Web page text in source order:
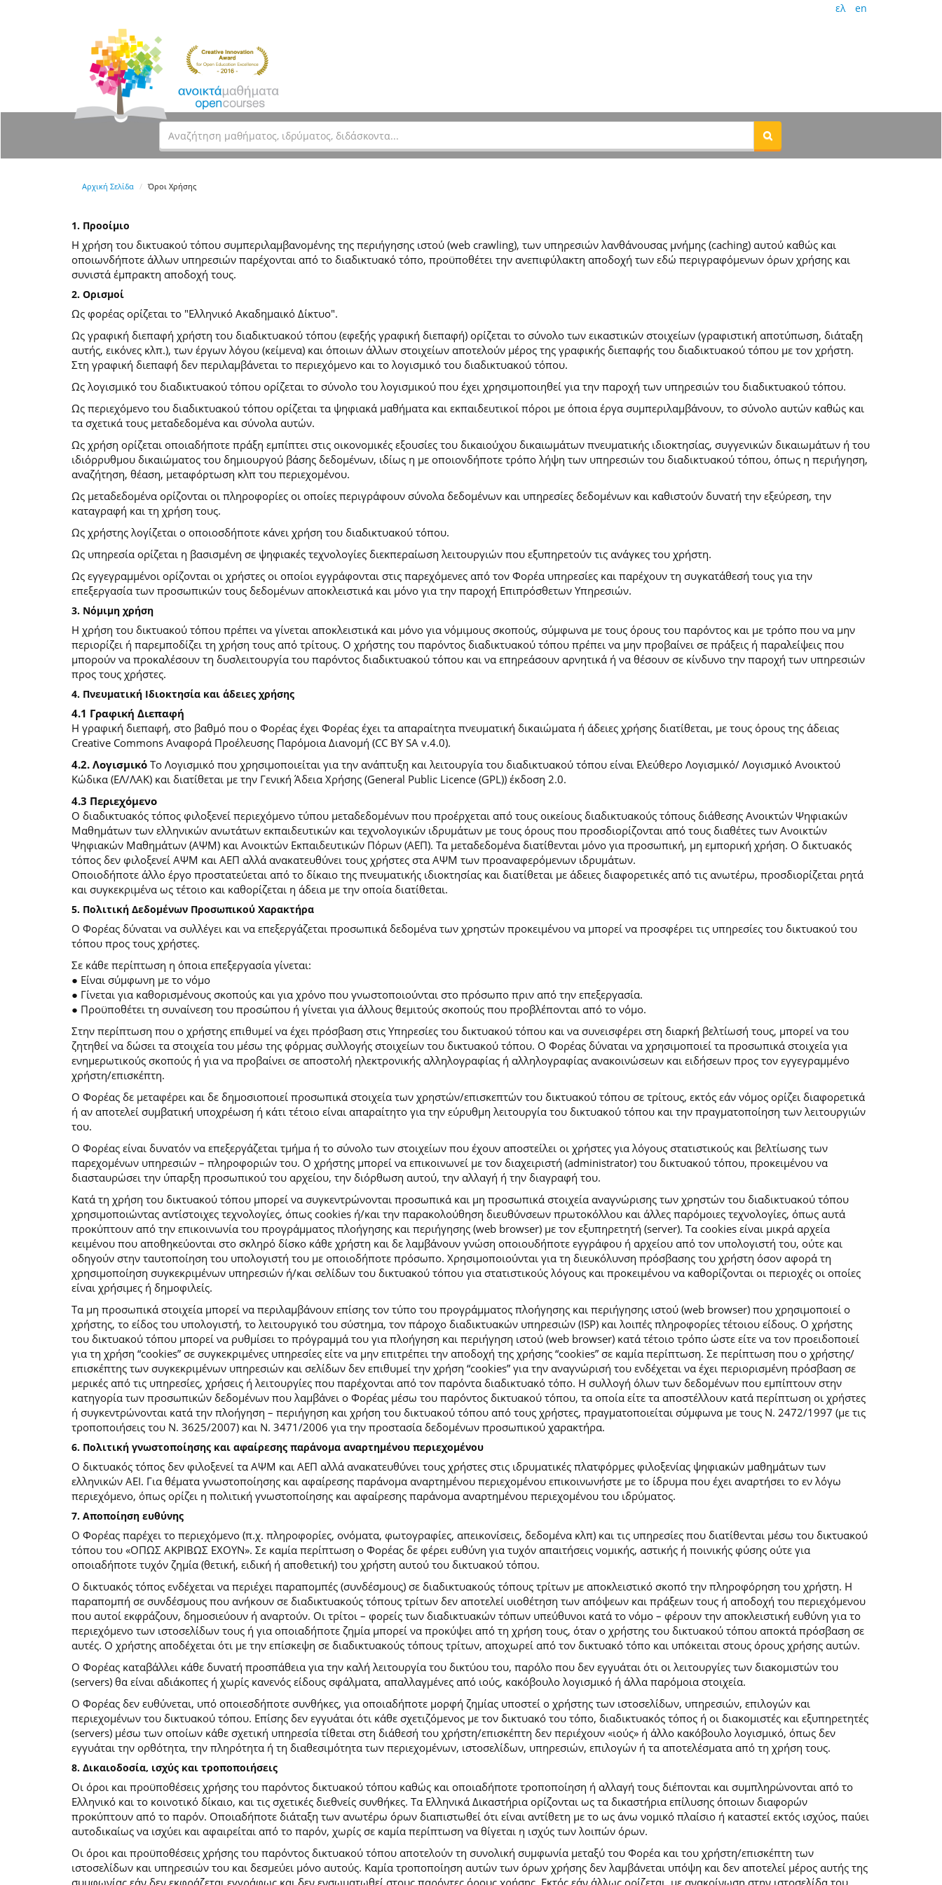
ελ en
Αρχική Σελίδα Όροι Χρήσης
1. Προοίμιο
Η χρήση του δικτυακού τόπου συμπεριλαμβανομένης της περιήγησης ιστού (web crawling), των υπηρεσιών λανθάνουσας μνήμης (caching) αυτού καθώς και
οποιωνδήποτε άλλων υπηρεσιών παρέχονται από το διαδικτυακό τόπο, προϋποθέτει την ανεπιφύλακτη αποδοχή των εδώ περιγραφόμενων όρων χρήσης και
συνιστά έμπρακτη αποδοχή τους.
2. Ορισμοί
Ως φορέας ορίζεται το "Ελληνικό Ακαδημαικό Δίκτυο".
Ως γραφική διεπαφή χρήστη του διαδικτυακού τόπου (εφεξής γραφική διεπαφή) ορίζεται το σύνολο των εικαστικών στοιχείων (γραφιστική αποτύπωση, διάταξη
αυτής, εικόνες κλπ.), των έργων λόγου (κείμενα) και όποιων άλλων στοιχείων αποτελούν μέρος της γραφικής διεπαφής του διαδικτυακού τόπου με τον χρήστη.
Στη γραφική διεπαφή δεν περιλαμβάνεται το περιεχόμενο και το λογισμικό του διαδικτυακού τόπου.
Ως λογισμικό του διαδικτυακού τόπου ορίζεται το σύνολο του λογισμικού που έχει χρησιμοποιηθεί για την παροχή των υπηρεσιών του διαδικτυακού τόπου.
Ως περιεχόμενο του διαδικτυακού τόπου ορίζεται τα ψηφιακά μαθήματα και εκπαιδευτικοί πόροι με όποια έργα συμπεριλαμβάνουν, το σύνολο αυτών καθώς και
τα σχετικά τους μεταδεδομένα και σύνολα αυτών.
Ως χρήση ορίζεται οποιαδήποτε πράξη εμπίπτει στις οικονομικές εξουσίες του δικαιούχου δικαιωμάτων πνευματικής ιδιοκτησίας, συγγενικών δικαιωμάτων ή του
ιδιόρρυθμου δικαιώματος του δημιουργού βάσης δεδομένων, ιδίως η με οποιονδήποτε τρόπο λήψη των υπηρεσιών του διαδικτυακού τόπου, όπως η περιήγηση,
αναζήτηση, θέαση, μεταφόρτωση κλπ του περιεχομένου.
Ως μεταδεδομένα ορίζονται οι πληροφορίες οι οποίες περιγράφουν σύνολα δεδομένων και υπηρεσίες δεδομένων και καθιστούν δυνατή την εξεύρεση, την
καταγραφή και τη χρήση τους.
Ως χρήστης λογίζεται ο οποιοσδήποτε κάνει χρήση του διαδικτυακού τόπου.
Ως υπηρεσία ορίζεται η βασισμένη σε ψηφιακές τεχνολογίες διεκπεραίωση λειτουργιών που εξυπηρετούν τις ανάγκες του χρήστη.
Ως εγγεγραμμένοι ορίζονται οι χρήστες οι οποίοι εγγράφονται στις παρεχόμενες από τον Φορέα υπηρεσίες και παρέχουν τη συγκατάθεσή τους για την
επεξεργασία των προσωπικών τους δεδομένων αποκλειστικά και μόνο για την παροχή Επιπρόσθετων Υπηρεσιών.
3. Νόμιμη χρήση
Η χρήση του δικτυακού τόπου πρέπει να γίνεται αποκλειστικά και μόνο για νόμιμους σκοπούς, σύμφωνα με τους όρους του παρόντος και με τρόπο που να μην
περιορίζει ή παρεμποδίζει τη χρήση τους από τρίτους. Ο χρήστης του παρόντος διαδικτυακού τόπου πρέπει να μην προβαίνει σε πράξεις ή παραλείψεις που
μπορούν να προκαλέσουν τη δυσλειτουργία του παρόντος διαδικτυακού τόπου και να επηρεάσουν αρνητικά ή να θέσουν σε κίνδυνο την παροχή των υπηρεσιών
προς τους χρήστες.
4. Πνευματική Ιδιοκτησία και άδειες χρήσης
4.1 Γραφική Διεπαφή
Η γραφική διεπαφή, στο βαθμό που ο Φορέας έχει Φορέας έχει τα απαραίτητα πνευματική δικαιώματα ή άδειες χρήσης διατίθεται, με τους όρους της άδειας
Creative Commons Αναφορά Προέλευσης Παρόμοια Διανομή (CC BY SA v.4.0).
4.2. ΛογισμικόΤο Λογισμικό που χρησιμοποιείται για την ανάπτυξη και λειτουργία του διαδικτυακού τόπου είναι Ελεύθερο Λογισμικό/ Λογισμικό Ανοικτού
Κώδικα (ΕΛ/ΛΑΚ) και διατίθεται με την Γενική Άδεια Χρήσης (General Public Licence (GPL)) έκδοση 2.0.
4.3 Περιεχόμενο
O διαδικτυακός τόπος φιλοξενεί περιεχόμενο τύπου μεταδεδομένων που προέρχεται από τους οικείους διαδικτυακούς τόπους διάθεσης Ανοικτών Ψηφιακών
Μαθημάτων των ελληνικών ανωτάτων εκπαιδευτικών και τεχνολογικών ιδρυμάτων με τους όρους που προσδιορίζονται από τους διαθέτες των Ανοικτών
Ψηφιακών Μαθημάτων (ΑΨΜ) και Ανοικτών Εκπαιδευτικών Πόρων (ΑΕΠ). Τα μεταδεδομένα διατίθενται μόνο για προσωπική, μη εμπορική χρήση. Ο δικτυακός
τόπος δεν φιλοξενεί ΑΨΜ και ΑΕΠ αλλά ανακατευθύνει τους χρήστες στα ΑΨΜ των προαναφερόμενων ιδρυμάτων.
Οποιοδήποτε άλλο έργο προστατεύεται από το δίκαιο της πνευματικής ιδιοκτησίας και διατίθεται με άδειες διαφορετικές από τις ανωτέρω, προσδιορίζεται ρητά
και συγκεκριμένα ως τέτοιο και καθορίζεται η άδεια με την οποία διατίθεται.
5. Πολιτική Δεδομένων Προσωπικού Χαρακτήρα
Ο Φορέας δύναται να συλλέγει και να επεξεργάζεται προσωπικά δεδομένα των χρηστών προκειμένου να μπορεί να προσφέρει τις υπηρεσίες του δικτυακού του
τόπου προς τους χρήστες.
Σε κάθε περίπτωση η όποια επεξεργασία γίνεται:
● Είναι σύμφωνη με το νόμο
● Γίνεται για καθορισμένους σκοπούς και για χρόνο που γνωστοποιούνται στο πρόσωπο πριν από την επεξεργασία.
● Προϋποθέτει τη συναίνεση του προσώπου ή γίνεται για άλλους θεμιτούς σκοπούς που προβλέπονται από το νόμο.
Στην περίπτωση που ο χρήστης επιθυμεί να έχει πρόσβαση στις Υπηρεσίες του δικτυακού τόπου και να συνεισφέρει στη διαρκή βελτίωσή τους, μπορεί να του
ζητηθεί να δώσει τα στοιχεία του μέσω της φόρμας συλλογής στοιχείων του δικτυακού τόπου. Ο Φορέας δύναται να χρησιμοποιεί τα προσωπικά στοιχεία για
ενημερωτικούς σκοπούς ή για να προβαίνει σε αποστολή ηλεκτρονικής αλληλογραφίας ή αλληλογραφίας ανακοινώσεων και ειδήσεων προς τον εγγεγραμμένο
χρήστη/επισκέπτη.
Ο Φορέας δε μεταφέρει και δε δημοσιοποιεί προσωπικά στοιχεία των χρηστών/επισκεπτών του δικτυακού τόπου σε τρίτους, εκτός εάν νόμος ορίζει διαφορετικά
ή αν αποτελεί συμβατική υποχρέωση ή κάτι τέτοιο είναι απαραίτητο για την εύρυθμη λειτουργία του δικτυακού τόπου και την πραγματοποίηση των λειτουργιών
του.
Ο Φορέας είναι δυνατόν να επεξεργάζεται τμήμα ή το σύνολο των στοιχείων που έχουν αποστείλει οι χρήστες για λόγους στατιστικούς και βελτίωσης των
παρεχομένων υπηρεσιών – πληροφοριών του. Ο χρήστης μπορεί να επικοινωνεί με τον διαχειριστή (administrator) του δικτυακού τόπου, προκειμένου να
διασταυρώσει την ύπαρξη προσωπικού του αρχείου, την διόρθωση αυτού, την αλλαγή ή την διαγραφή του.
Κατά τη χρήση του δικτυακού τόπου μπορεί να συγκεντρώνονται προσωπικά και μη προσωπικά στοιχεία αναγνώρισης των χρηστών του διαδικτυακού τόπου
χρησιμοποιώντας αντίστοιχες τεχνολογίες, όπως cookies ή/και την παρακολούθηση διευθύνσεων πρωτοκόλλου και άλλες παρόμοιες τεχνολογίες, όπως αυτά
προκύπτουν από την επικοινωνία του προγράμματος πλοήγησης και περιήγησης (web browser) με τον εξυπηρετητή (server). Τα cookies είναι μικρά αρχεία
κειμένου που αποθηκεύονται στο σκληρό δίσκο κάθε χρήστη και δε λαμβάνουν γνώση οποιουδήποτε εγγράφου ή αρχείου από τον υπολογιστή του, ούτε και
οδηγούν στην ταυτοποίηση του υπολογιστή του με οποιοδήποτε πρόσωπο. Χρησιμοποιούνται για τη διευκόλυνση πρόσβασης του χρήστη όσον αφορά τη
χρησιμοποίηση συγκεκριμένων υπηρεσιών ή/και σελίδων του δικτυακού τόπου για στατιστικούς λόγους και προκειμένου να καθορίζονται οι περιοχές οι οποίες
είναι χρήσιμες ή δημοφιλείς.
Τα μη προσωπικά στοιχεία μπορεί να περιλαμβάνουν επίσης τον τύπο του προγράμματος πλοήγησης και περιήγησης ιστού (web browser) που χρησιμοποιεί ο
χρήστης, το είδος του υπολογιστή, το λειτουργικό του σύστημα, τον πάροχο διαδικτυακών υπηρεσιών (ISP) και λοιπές πληροφορίες τέτοιου είδους. Ο χρήστης
του δικτυακού τόπου μπορεί να ρυθμίσει το πρόγραμμά του για πλοήγηση και περιήγηση ιστού (web browser) κατά τέτοιο τρόπο ώστε είτε να τον προειδοποιεί
για τη χρήση “cookies” σε συγκεκριμένες υπηρεσίες είτε να μην επιτρέπει την αποδοχή της χρήσης “cookies” σε καμία περίπτωση. Σε περίπτωση που ο χρήστης/
επισκέπτης των συγκεκριμένων υπηρεσιών και σελίδων δεν επιθυμεί την χρήση “cookies” για την αναγνώρισή του ενδέχεται να έχει περιορισμένη πρόσβαση σε
μερικές από τις υπηρεσίες, χρήσεις ή λειτουργίες που παρέχονται από τον παρόντα διαδικτυακό τόπο. Η συλλογή όλων των δεδομένων που εμπίπτουν στην
κατηγορία των προσωπικών δεδομένων που λαμβάνει ο Φορέας μέσω του παρόντος δικτυακού τόπου, τα οποία είτε τα αποστέλλουν κατά περίπτωση οι χρήστες
ή συγκεντρώνονται κατά την πλοήγηση – περιήγηση και χρήση του δικτυακού τόπου από τους χρήστες, πραγματοποιείται σύμφωνα με τους Ν. 2472/1997 (με τις
τροποποιήσεις του Ν. 3625/2007) και Ν. 3471/2006 για την προστασία δεδομένων προσωπικού χαρακτήρα.
6. Πολιτική γνωστοποίησης και αφαίρεσης παράνομα αναρτημένου περιεχομένου
Ο δικτυακός τόπος δεν φιλοξενεί τα ΑΨΜ και ΑΕΠ αλλά ανακατευθύνει τους χρήστες στις ιδρυματικές πλατφόρμες φιλοξενίας ψηφιακών μαθημάτων των
ελληνικών ΑΕΙ. Για θέματα γνωστοποίησης και αφαίρεσης παράνομα αναρτημένου περιεχομένου επικοινωνήστε με το ίδρυμα που έχει αναρτήσει το εν λόγω
περιεχόμενο, όπως ορίζει η πολιτική γνωστοποίησης και αφαίρεσης παράνομα αναρτημένου περιεχομένου του ιδρύματος.
7. Αποποίηση ευθύνης
Ο Φορέας παρέχει το περιεχόμενο (π.χ. πληροφορίες, ονόματα, φωτογραφίες, απεικονίσεις, δεδομένα κλπ) και τις υπηρεσίες που διατίθενται μέσω του δικτυακού
τόπου του «ΟΠΩΣ ΑΚΡΙΒΩΣ ΕΧΟΥΝ». Σε καμία περίπτωση ο Φορέας δε φέρει ευθύνη για τυχόν απαιτήσεις νομικής, αστικής ή ποινικής φύσης ούτε για
οποιαδήποτε τυχόν ζημία (θετική, ειδική ή αποθετική) του χρήστη αυτού του δικτυακού τόπου.
O δικτυακός τόπος ενδέχεται να περιέχει παραπομπές (συνδέσμους) σε διαδικτυακούς τόπους τρίτων με αποκλειστικό σκοπό την πληροφόρηση του χρήστη. Η
παραπομπή σε συνδέσμους που ανήκουν σε διαδικτυακούς τόπους τρίτων δεν αποτελεί υιοθέτηση των απόψεων και πράξεων τους ή αποδοχή του περιεχόμενου
που αυτοί εκφράζουν, δημοσιεύουν ή αναρτούν. Οι τρίτοι – φορείς των διαδικτυακών τόπων υπεύθυνοι κατά το νόμο – φέρουν την αποκλειστική ευθύνη για το
περιεχόμενο των ιστοσελίδων τους ή για οποιαδήποτε ζημία μπορεί να προκύψει από τη χρήση τους, όταν ο χρήστης του δικτυακού τόπου αποκτά πρόσβαση σε
αυτές. Ο χρήστης αποδέχεται ότι με την επίσκεψη σε διαδικτυακούς τόπους τρίτων, αποχωρεί από τον δικτυακό τόπο και υπόκειται στους όρους χρήσης αυτών.
Ο Φορέας καταβάλλει κάθε δυνατή προσπάθεια για την καλή λειτουργία του δικτύου του, παρόλο που δεν εγγυάται ότι οι λειτουργίες των διακομιστών του
(servers) θα είναι αδιάκοπες ή χωρίς κανενός είδους σφάλματα, απαλλαγμένες από ιούς, κακόβουλο λογισμικό ή άλλα παρόμοια στοιχεία.
Ο Φορέας δεν ευθύνεται, υπό οποιεσδήποτε συνθήκες, για οποιαδήποτε μορφή ζημίας υποστεί ο χρήστης των ιστοσελίδων, υπηρεσιών, επιλογών και
περιεχομένων του δικτυακού τόπου. Επίσης δεν εγγυάται ότι κάθε σχετιζόμενος με τον δικτυακό του τόπο, διαδικτυακός τόπος ή οι διακομιστές και εξυπηρετητές
(servers) μέσω των οποίων κάθε σχετική υπηρεσία τίθεται στη διάθεσή του χρήστη/επισκέπτη δεν περιέχουν «ιούς» ή άλλο κακόβουλο λογισμικό, όπως δεν
εγγυάται την ορθότητα, την πληρότητα ή τη διαθεσιμότητα των περιεχομένων, ιστοσελίδων, υπηρεσιών, επιλογών ή τα αποτελέσματα από τη χρήση τους.
8. Δικαιοδοσία, ισχύς και τροποποιήσεις
Οι όροι και προϋποθέσεις χρήσης του παρόντος δικτυακού τόπου καθώς και οποιαδήποτε τροποποίηση ή αλλαγή τους διέπονται και συμπληρώνονται από το
Ελληνικό και το κοινοτικό δίκαιο, και τις σχετικές διεθνείς συνθήκες. Τα Ελληνικά Δικαστήρια ορίζονται ως τα δικαστήρια επίλυσης όποιων διαφορών
προκύπτουν από το παρόν. Οποιαδήποτε διάταξη των ανωτέρω όρων διαπιστωθεί ότι είναι αντίθετη με το ως άνω νομικό πλαίσιο ή καταστεί εκτός ισχύος, παύει
αυτοδικαίως να ισχύει και αφαιρείται από το παρόν, χωρίς σε καμία περίπτωση να θίγεται η ισχύς των λοιπών όρων.
Οι όροι και προϋποθέσεις χρήσης του παρόντος δικτυακού τόπου αποτελούν τη συνολική συμφωνία μεταξύ του Φορέα και του χρήστη/επισκέπτη των
ιστοσελίδων και υπηρεσιών του και δεσμεύει μόνο αυτούς. Καμία τροποποίηση αυτών των όρων χρήσης δεν λαμβάνεται υπόψη και δεν αποτελεί μέρος αυτής της